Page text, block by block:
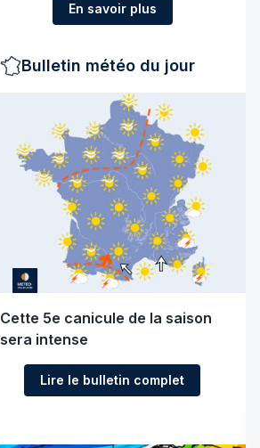
En savoir plus
Bulletin météo du jour
Cette 5e canicule de la saison
sera intense
Lire le bulletin complet